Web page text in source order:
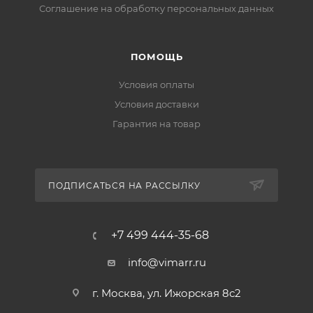
Соглашение на обработку персональных данных
ПОМОЩЬ
Условия оплаты
Условия доставки
Гарантия на товар
ПОДПИСАТЬСЯ НА РАССЫЛКУ
+7 499 444-35-68
info@vimarr.ru
г. Москва, ул. Ижорская 8с2